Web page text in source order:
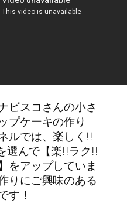
ビスコさんの小さ
プケーキの作り
ルでは、楽しく!!
選んで【楽!!ラク!!
をアップしていま
りにご興味のある
す！